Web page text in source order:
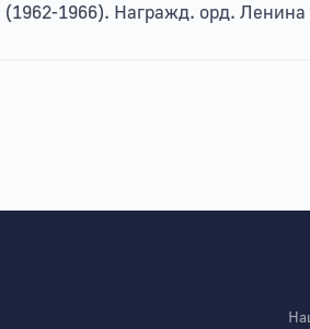
1966). Награжд. орд. Ленина